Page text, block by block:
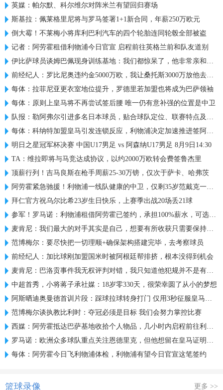
英媒：帕尔默、科尔维尔对阵米兰有望回归赛场
斯基拉：佩莱格里尼将与罗马签署1+1新合同，年薪250万欧元
倒大霉！不莱梅小将库利巴利汽车的四个轮胎连同轮毂全部被盗
记者：阿劳霍租借利物浦今日官宣 启程前往英格兰前和队友道别
伊比萨球员谈姆巴佩现身训练基地：我们都惊呆了，他非常亲和友善
前经纪人：罗比尼奥违约金5000万欧，我让桑托斯3000万放他去皇马
每体：拉菲尼亚更衣室地位提升，罗德里若加盟也将成为巴萨领袖
每体：原则上皇马将不再尝试签后腰 唯一仍有意补强的位置是中卫
队报：勒阿弗尔引进多名日本球员，贴合球队定位、联赛特点及预算
每体：科纳特加盟皇马引发连锁反应，利物浦决定加速推进签阿劳霍
明日之星冠军杯决赛 中国U17男足 vs 阿森纳U17男足 8月9日14:30
TA：维拉即将与马竞达成协议，以约2000万欧转会费签鲁杰里
顶薪行列！吉马良斯在枪手周薪25-30万镑，仅次于萨卡、哈弗茨
阿劳霍紧急驰援！利物浦一线队健康的中卫，仅剩35岁范戴克一人！
拜仁官方祝乌尔比希23岁生日快乐，上赛季出战20场丢21球
参军！罗马诺：利物浦租借阿劳霍已签约，承担100%薪水，可选买断
麦肯尼：我们最大的对手其实是自己，想要有所收获只需要保持专注
范博梅尔：要尽快把一切理顺+确保架构搭建完毕，去考察球员
前经纪人：加比球刚加盟国米时被阿根廷帮排挤，根本没得到机会
麦肯尼：巴洛贡事件我无权评判对错，我只知道他犯规并不是有意的
中超首秀，小将蒋子承社媒：18岁零330天，很荣幸圆了从小的梦想
阿斯晒迪奥曼德首训片段：踩球拉球转身打门 仅用3秒征服皇马球迷
范博梅尔谈执教比利时：夺冠必须是目标 我们会努力掌控比赛
西媒：阿劳霍抵达巴萨基地收拾个人物品，几小时内启程前往利物浦
罗马诺：欧洲众多球队重点关注恩德里克，但他想留在皇马证明自己
每体：阿劳霍今日飞利物浦体检，利物浦有望今日官宣这笔签约
篮球录像 更多 >>